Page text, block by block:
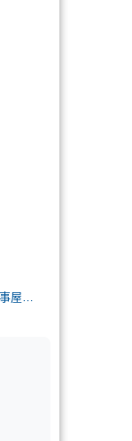
宇宙海賊春雨雷槍現身江戶！？不是工作也不是找人打架那麼到萬事屋的目的究竟是…？